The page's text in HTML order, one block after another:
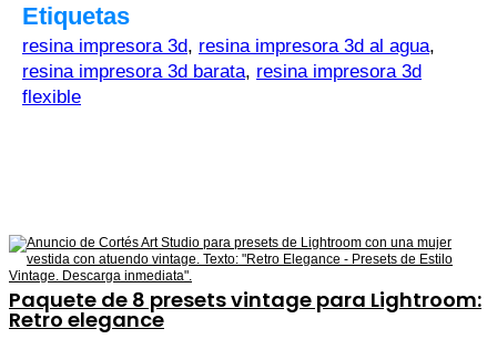
Etiquetas
resina impresora 3d, resina impresora 3d al agua,
resina impresora 3d barata, resina impresora 3d
flexible
Paquete de 8 presets vintage para Lightroom:
Retro elegance